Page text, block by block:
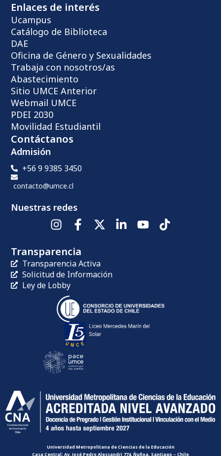
Enlaces de interés
Ucampus
Catálogo de Biblioteca
DAE
Oficina de Género y Sexualidades
Trabaja con nosotros/as
Abastecimiento
Sitio UMCE Anterior
Webmail UMCE
PDEI 2030
Movilidad Estudiantil
Contáctanos
Admisión
+56 9 9385 3450
contacto@umce.cl
Nuestras redes
Transparencia
Transparencia Activa
Solicitud de Información
Ley de Lobby
Universidad Metropolitana de Ciencias de la Educación
Casa Central: Av. José Pedro Alessandri 774, Ñuñoa, Santiago – Chile